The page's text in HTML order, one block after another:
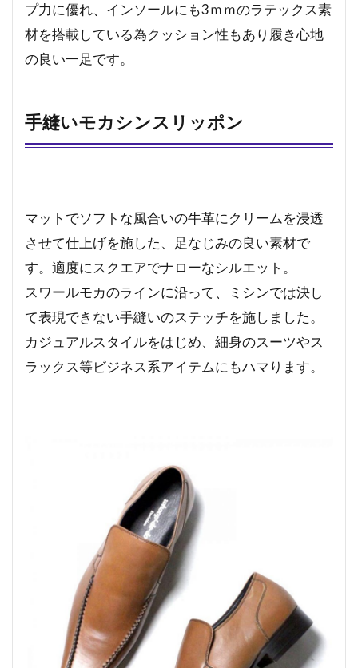
プ力に優れ、インソールにも3ｍｍのラテックス素
材を搭載している為クッション性もあり履き心地
の良い一足です。
手縫いモカシンスリッポン
マットでソフトな風合いの牛革にクリームを浸透
させて仕上げを施した、足なじみの良い素材で
す。適度にスクエアでナローなシルエット。
スワールモカのラインに沿って、ミシンでは決し
て表現できない手縫いのステッチを施しました。
カジュアルスタイルをはじめ、細身のスーツやス
ラックス等ビジネス系アイテムにもハマります。